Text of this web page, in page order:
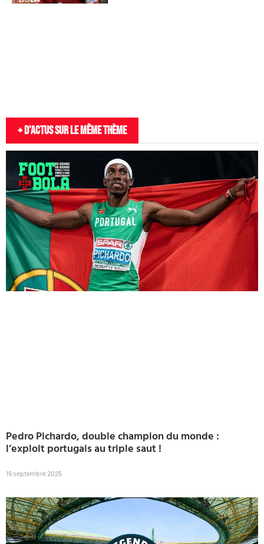
+ D'actus sur le même thème
Pedro Pichardo, double champion du monde :
l’exploit portugais au triple saut !
19 septembre 2025